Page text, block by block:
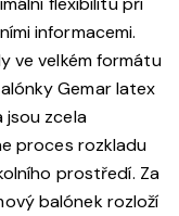
informacemi.
ve velkém formátu
Gemar latex
jsou zcela
proces rozkladu
prostředí. Za
balónek rozloží